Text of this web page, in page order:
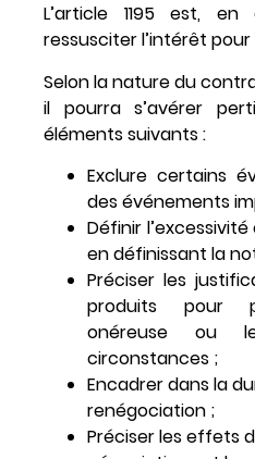
L’article 1195 est,
ressusciter l’intérêt pour
Selon la nature du
il pourra s’avérer
éléments suivants :
Exclure certains
des événements
Définir
en définissant la
Préciser les
produits pour
onéreuse ou
circonstances ;
Encadrer dans la
renégociation ;
Préciser les effets